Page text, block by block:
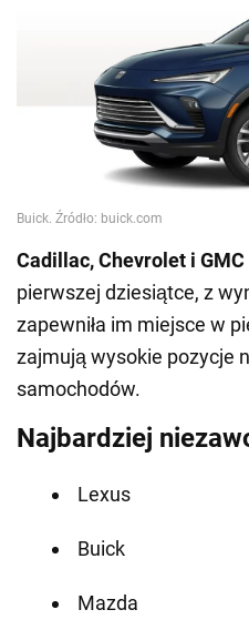
Cadillac, Chevrolet i GMC
pierwszej dziesiątce, z
zapewniła im miejsce w
zajmują wysokie pozycje
samochodów.
Najbardziej
Lexus
Buick
Mazda